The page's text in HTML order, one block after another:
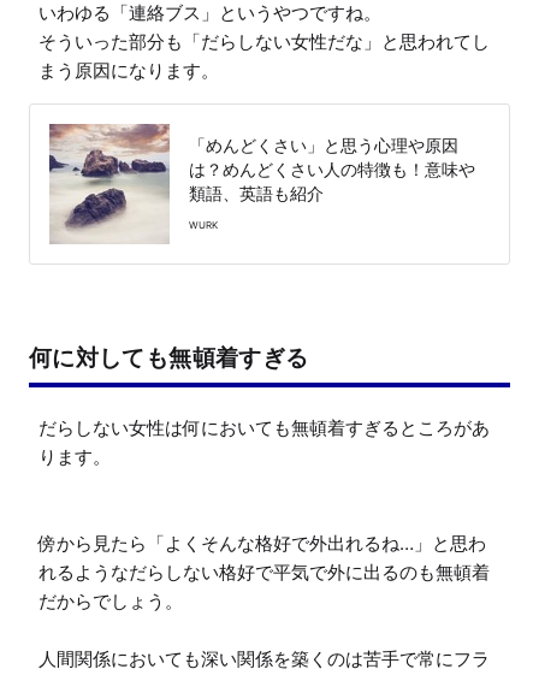
いわゆる「連絡ブス」というやつですね。
そういった部分も「だらしない女性だな」と思われてし
まう原因になります。
「めんどくさい」と思う心理や原因
は？めんどくさい人の特徴も！意味や
類語、英語も紹介
WURK
何に対しても無頓着すぎる
だらしない女性は何においても無頓着すぎるところがあ
ります。
傍から見たら「よくそんな格好で外出れるね…」と思わ
れるようなだらしない格好で平気で外に出るのも無頓着
だからでしょう。
人間関係においても深い関係を築くのは苦手で常にフラ